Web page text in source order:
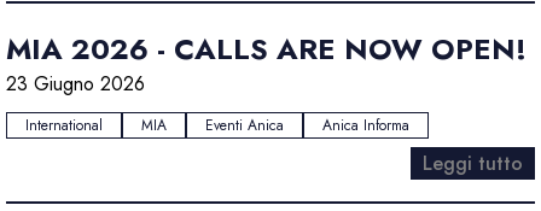
MIA 2026 - CALLS ARE NOW OPEN!
23 Giugno 2026
International MIA Eventi Anica Anica Informa
Leggi tutto